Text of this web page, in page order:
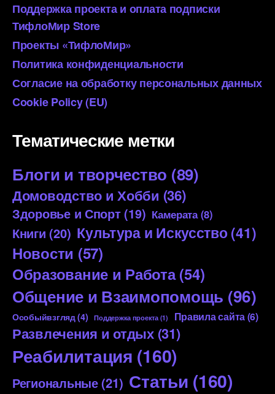
Поддержка проекта и оплата подписки
ТифлоМир Store
Проекты «ТифлоМир»
Политика конфиденциальности
Согласие на обработку персональных данных
Cookie Policy (EU)
Тематические метки
Блоги и творчество (89)
Домоводство и Хобби (36)
Здоровье и Спорт(19) Камерата(8)
Книги (20) Культура и Искусство(41)
Новости (57)
Образование и Работа(54)
Общение и Взаимопомощь (96)
Особыйвзгляд(4) Поддержка проекта(1) Правила сайта(6)
Развлечения и отдых(31)
Реабилитация (160)
Региональные(21) Статьи (160)